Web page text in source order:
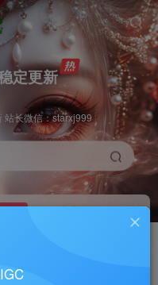
定更新
站长微信：starxj999
工作流主页